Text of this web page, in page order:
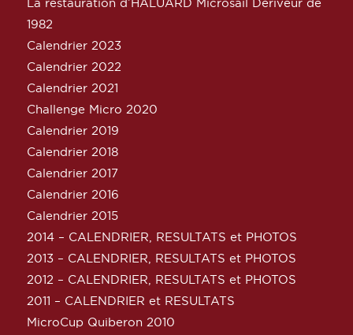
La restauration d’HALUARD Microsail Dériveur de
1982
Calendrier 2023
Calendrier 2022
Calendrier 2021
Challenge Micro 2020
Calendrier 2019
Calendrier 2018
Calendrier 2017
Calendrier 2016
Calendrier 2015
2014 – CALENDRIER, RESULTATS et PHOTOS
2013 – CALENDRIER, RESULTATS et PHOTOS
2012 – CALENDRIER, RESULTATS et PHOTOS
2011 – CALENDRIER et RESULTATS
MicroCup Quiberon 2010